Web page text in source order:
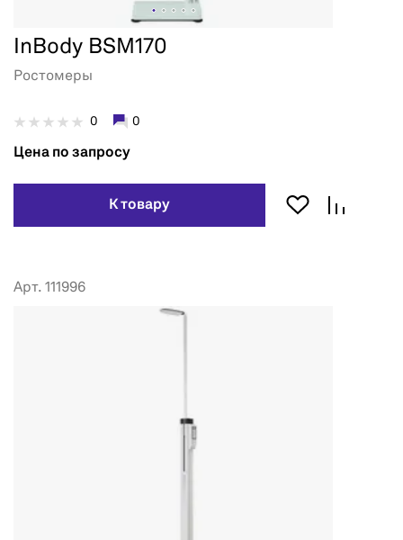
InBody BSM170
Ростомеры
0 0
Цена по запросу
К товару
Арт. 111996